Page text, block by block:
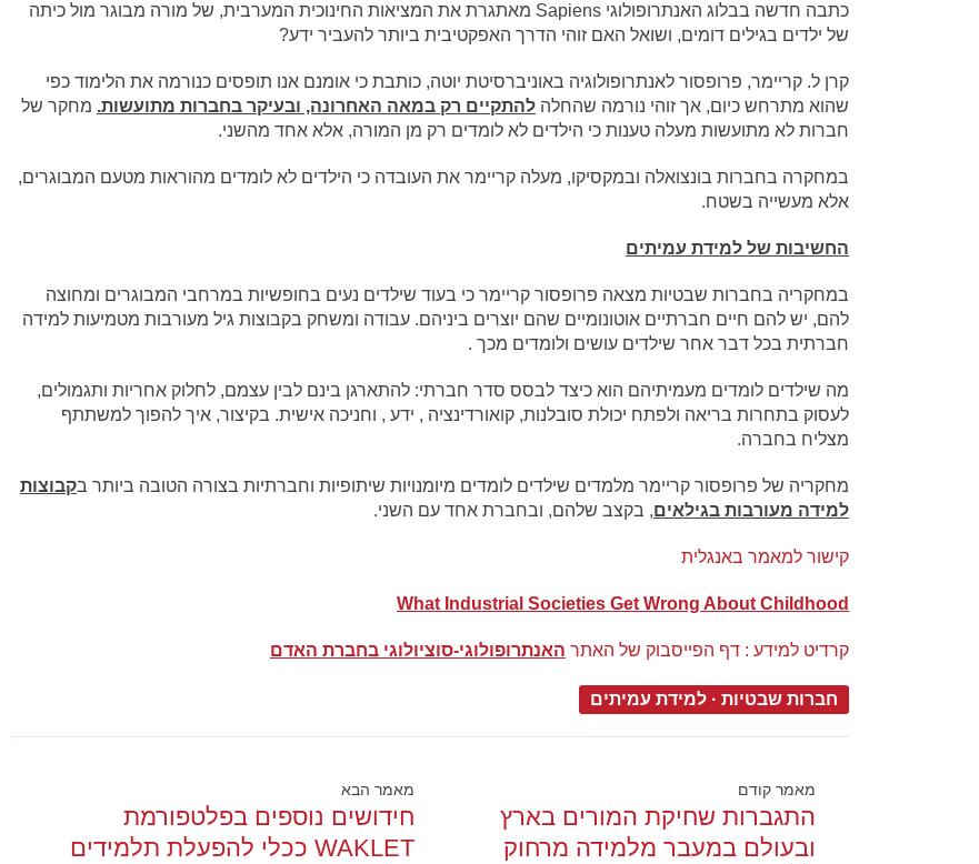
כתבה חדשה בבלוג האנתרופולוגי Sapiens מאתגרת את המציאות החינוכית המערבית, של מורה מבוגר מול כיתה
של ילדים בגילים דומים, ושואל האם זוהי הדרך האפקטיבית ביותר להעביר ידע?
קרן ל. קריימר, פרופסור לאנתרופולוגיה באוניברסיטת יוטה, כותבת כי אומנם אנו תופסים כנורמה את הלימוד כפי
שהוא מתרחש כיום, אך זוהי נורמה שהחלה להתקיים רק במאה האחרונה, ובעיקר בחברות מתועשות. מחקר של
חברות לא מתועשות מעלה טענות כי הילדים לא לומדים רק מן המורה, אלא אחד מהשני.
במחקרה בחברות בונצואלה ובמקסיקו, מעלה קריימר את העובדה כי הילדים לא לומדים מהוראות מטעם המבוגרים,
אלא מעשייה בשטח.
החשיבות של למידת עמיתים
במחקריה בחברות שבטיות מצאה פרופסור קריימר כי בעוד שילדים נעים בחופשיות במרחבי המבוגרים ומחוצה
להם, יש להם חיים חברתיים אוטונומיים שהם יוצרים ביניהם. עבודה ומשחק בקבוצות גיל מעורבות מטמיעות למידה
חברתית בכל דבר אחר שילדים עושים ולומדים מכך .
מה שילדים לומדים מעמיתיהם הוא כיצד לבסס סדר חברתי: להתארגן בינם לבין עצמם, לחלוק אחריות ותגמולים,
לעסוק בתחרות בריאה ולפתח יכולת סובלנות, קואורדינציה , ידע , וחניכה אישית. בקיצור, איך להפוך למשתתף
מצליח בחברה.
מחקריה של פרופסור קריימר מלמדים שילדים לומדים מיומנויות שיתופיות וחברתיות בצורה הטובה ביותר בקבוצות
למידה מעורבות בגילאים, בקצב שלהם, ובחברת אחד עם השני.
קישור למאמר באנגלית
What Industrial Societies Get Wrong About Chi ldhood
קרדיט למידע : דף הפייסבוק של האתר האנתרופולוגי-סוציולוגי בחברת האדם
חברות שבטיות · למידת עמיתים
מאמר קודם
התגברות שחיקת המורים בארץ
ובעולם במעבר מלמידה מרחוק
מאמר הבא
חידושים נוספים בפלטפורמת
WAKLET ככלי להפעלת תלמידים